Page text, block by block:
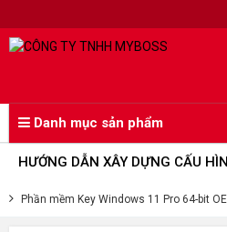
Danh mục sản phẩm
HƯỚNG DẪN XÂY DỰNG CẤU
Phần mềm Key Windows 11 Pro 64-bit